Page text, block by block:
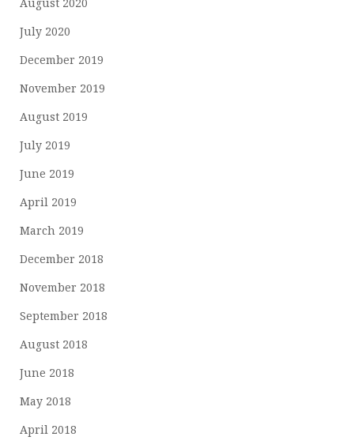
August 2020
July 2020
December 2019
November 2019
August 2019
July 2019
June 2019
April 2019
March 2019
December 2018
November 2018
September 2018
August 2018
June 2018
May 2018
April 2018